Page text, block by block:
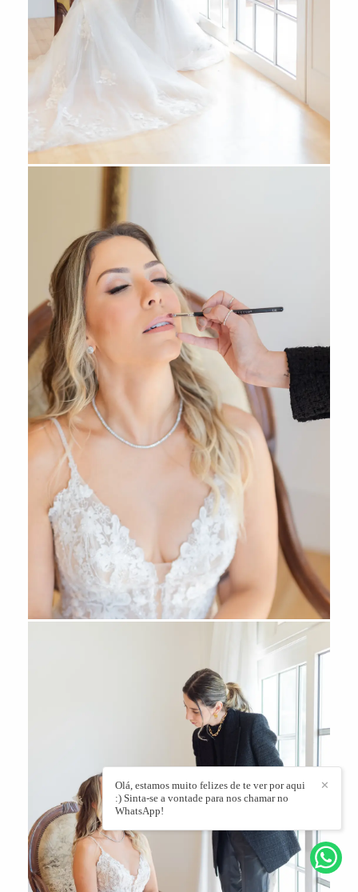
✕
Olá, estamos muito felizes de te ver por aqui
:) Sinta-se a vontade para nos chamar no
WhatsApp!